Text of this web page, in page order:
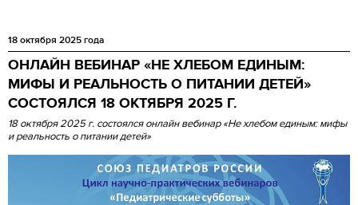
18 октября 2025 года
ОНЛАЙН ВЕБИНАР «НЕ ХЛЕБОМ ЕДИНЫМ:
МИФЫ И РЕАЛЬНОСТЬ О ПИТАНИИ ДЕТЕЙ»
СОСТОЯЛСЯ 18 ОКТЯБРЯ 2025 Г.
18 октября 2025 г. состоялся онлайн вебинар «Не хлебом единым: мифы
и реальность о питании детей»